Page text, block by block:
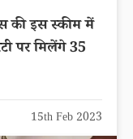
की इस स्कीम में
पर मिलेंगे 35
15th Feb 2023